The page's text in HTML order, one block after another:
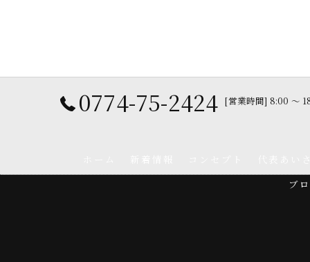
0774-75-2424 [営業時間] 8:00 〜
ブ